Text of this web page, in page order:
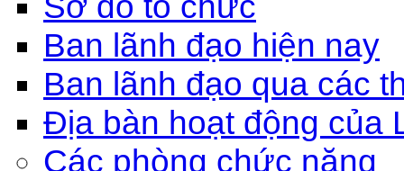
Ban lãnh đạo hiện nay
Ban lãnh đạo qua các
Địa bàn hoạt động của
Các phòng chức năng